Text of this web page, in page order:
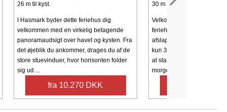
26 m til kyst.
I Hasmark byder dette feriehus dig
velkommen med en virkelig betagende
panoramaudsigt over havet og kysten. Fra
det øjeblik du ankommer, drages du af de
store stuevinduer, hvor horisonten folder
sig ud ...
fra 10.270 DKK
30 m til kyst.
Velkommen til et lyst og
feriehus på 59 m², der er
afslappende ferie tæt på
kun 30 meter fra stranden,
at starte dagen med en
morgendukkert ...